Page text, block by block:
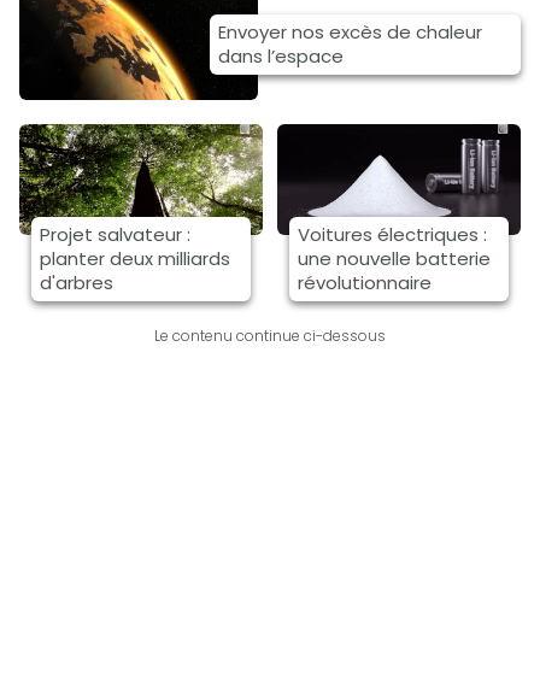
Envoyer nos excès de chaleur
dans l’espace
Projet salvateur :
planter deux milliards
d'arbres
Voitures électriques :
une nouvelle batterie
révolutionnaire
Le contenu continue ci-dessous